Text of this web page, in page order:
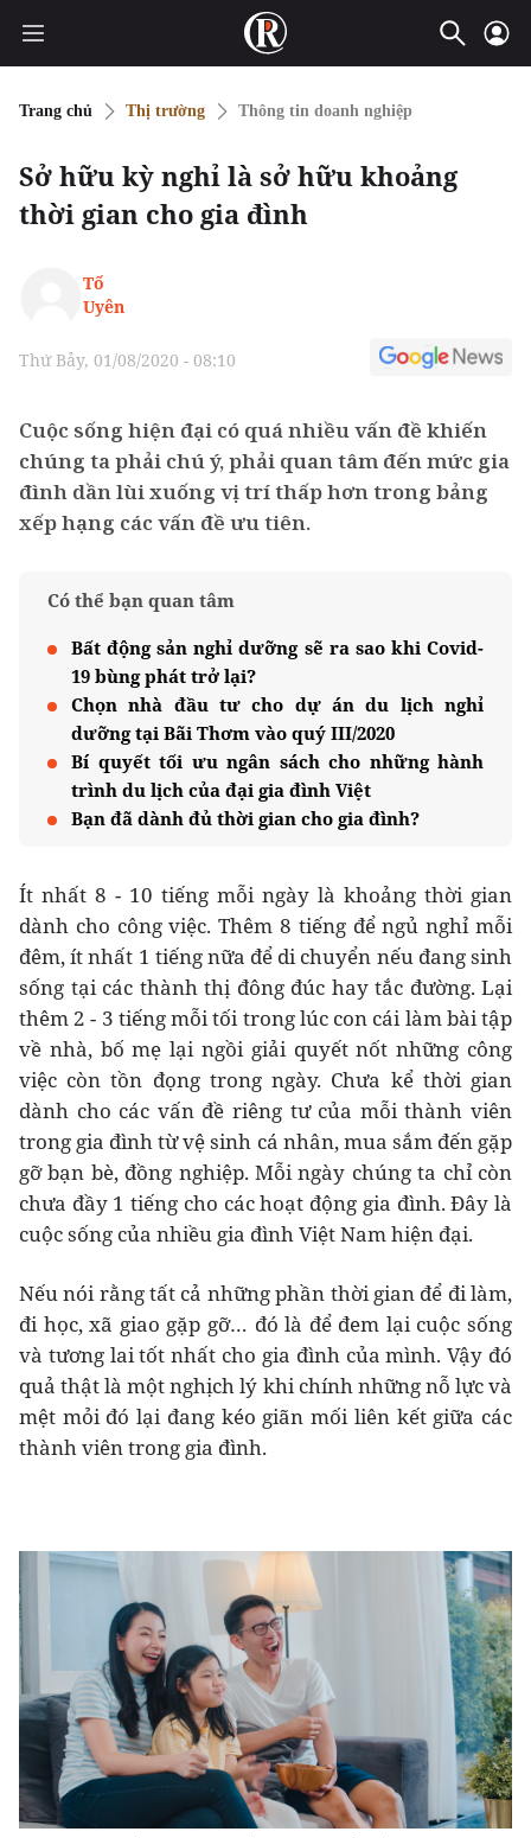
Trang chủ Thị trường Thông tin doanh nghiệp
Sở hữu kỳ nghỉ là sở hữu khoảng
thời gian cho gia đình
Tố
Uyên
Thứ Bảy, 01/08/2020 - 08:10
Cuộc sống hiện đại có quá nhiều vấn đề khiến
chúng ta phải chú ý, phải quan tâm đến mức gia
đình dần lùi xuống vị trí thấp hơn trong bảng
xếp hạng các vấn đề ưu tiên.
Có thể bạn quan tâm
Bất động sản nghỉ dưỡng sẽ ra sao khi Covid-
19 bùng phát trở lại?
Chọn nhà đầu tư cho dự án du lịch nghỉ
dưỡng tại Bãi Thơm vào quý III/2020
Bí quyết tối ưu ngân sách cho những hành
trình du lịch của đại gia đình Việt
Bạn đã dành đủ thời gian cho gia đình?
Ít nhất 8 - 10 tiếng mỗi ngày là khoảng thời gian
dành cho công việc. Thêm 8 tiếng để ngủ nghỉ mỗi
đêm, ít nhất 1 tiếng nữa để di chuyển nếu đang sinh
sống tại các thành thị đông đúc hay tắc đường. Lại
thêm 2 - 3 tiếng mỗi tối trong lúc con cái làm bài tập
về nhà, bố mẹ lại ngồi giải quyết nốt những công
việc còn tồn đọng trong ngày. Chưa kể thời gian
dành cho các vấn đề riêng tư của mỗi thành viên
trong gia đình từ vệ sinh cá nhân, mua sắm đến gặp
gỡ bạn bè, đồng nghiệp. Mỗi ngày chúng ta chỉ còn
chưa đầy 1 tiếng cho các hoạt động gia đình. Đây là
cuộc sống của nhiều gia đình Việt Nam hiện đại.
Nếu nói rằng tất cả những phần thời gian để đi làm,
đi học, xã giao gặp gỡ… đó là để đem lại cuộc sống
và tương lai tốt nhất cho gia đình của mình. Vậy đó
quả thật là một nghịch lý khi chính những nỗ lực và
mệt mỏi đó lại đang kéo giãn mối liên kết giữa các
thành viên trong gia đình.